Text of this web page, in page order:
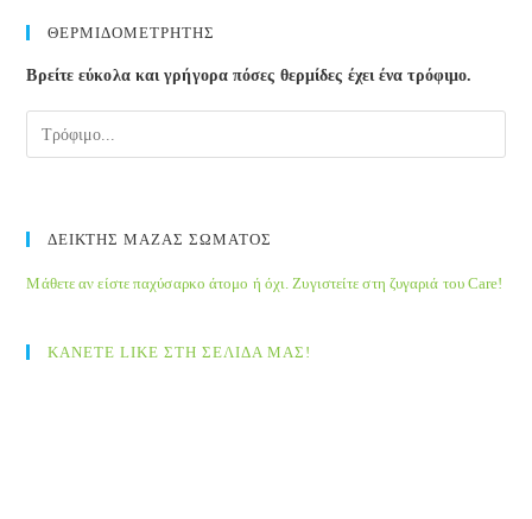
ΘΕΡΜΙΔΟΜΕΤΡΗΤΗΣ
Βρείτε εύκολα και γρήγορα πόσες θερμίδες έχει ένα τρόφιμο.
ΔΕΙΚΤΗΣ ΜΑΖΑΣ ΣΩΜΑΤΟΣ
Μάθετε αν είστε παχύσαρκο άτομο ή όχι. Ζυγιστείτε στη ζυγαριά του Care!
ΚΑΝΕΤΕ LIKE ΣΤΗ ΣΕΛΙΔΑ ΜΑΣ!